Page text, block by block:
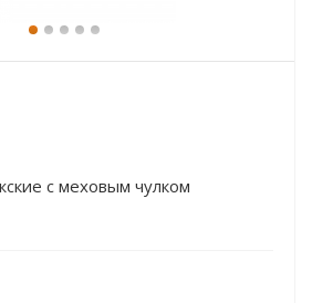
с меховым чулком